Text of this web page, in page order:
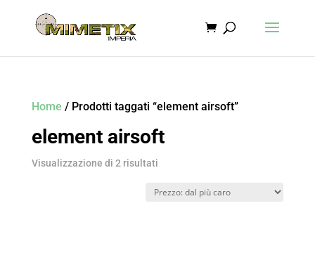
Home / Prodotti taggati “element airsoft”
element airsoft
Visualizzazione di 2 risultatiPrezzo: